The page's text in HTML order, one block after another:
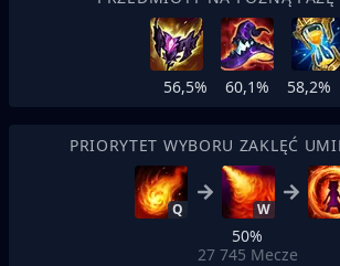
56,5% 60,1% 58,2%
PRIORYTET WYBORU ZAKLĘĆ
Q W
50%
27 745 Mecze